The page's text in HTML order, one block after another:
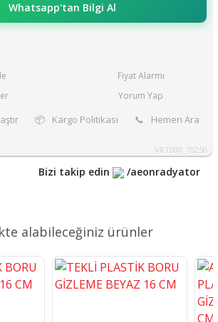
Whatsapp'tan Bilgi Al
Fiyat Alarmı
Yorum Yap
📦 Kargo Politikası 📞 Hemen Ara
VRT000_75250
Bizi takip edin /aeonradyator
alabileceğiniz ürünler